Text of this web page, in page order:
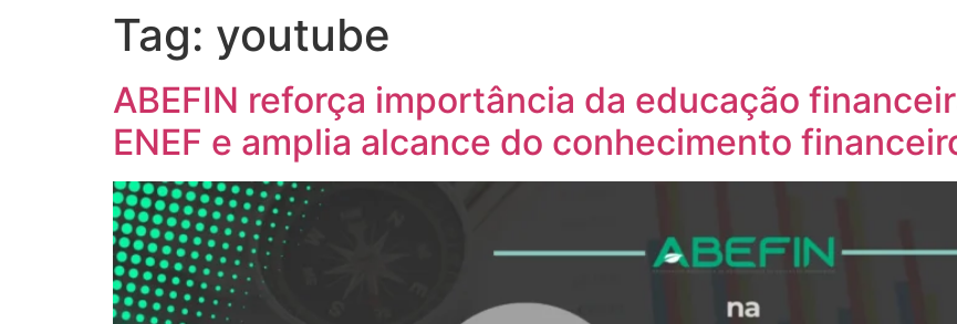
Tag: youtube
ABEFIN reforça importância da educação
ENEF e amplia alcance do conhecimento